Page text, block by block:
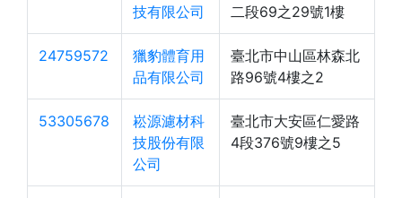
技有限公司
二段69之29號1樓
24759572
獵豹體育用
品有限公司
臺北市中山區林森北
路96號4樓之2
53305678
崧源濾材科
技股份有限
公司
臺北市大安區仁愛路
4段376號9樓之5